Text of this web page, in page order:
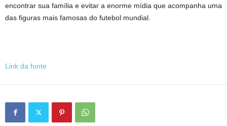
encontrar sua família e evitar a enorme mídia que acompanha uma
das figuras mais famosas do futebol mundial.
Link da fonte